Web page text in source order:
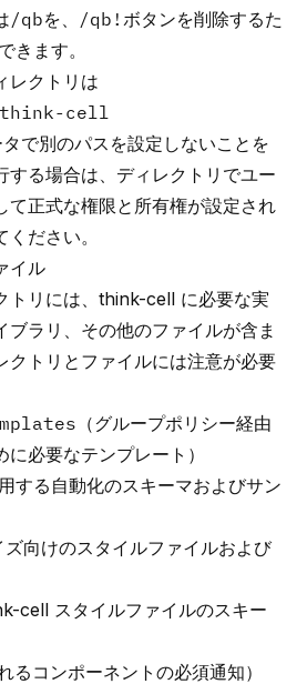
/qbを、 /qb! ボタンを削除するた
きます。
レクトリは
cell
で別のパスを設定しないことを
する場合は、ディレクトリでユー
て正式な権限と所有権が設定され
ださい。
イル
トリには、think-cell に必要な実
ブラリ、その他のファイルが含ま
クトリとファイルには注意が必要
（グループポリシー経由
必要なテンプレート）
する自動化のスキーマおよびサン
ズ向けのスタイルファイルおよび
cell スタイルファイルのスキー
るコンポーネントの必須通知）